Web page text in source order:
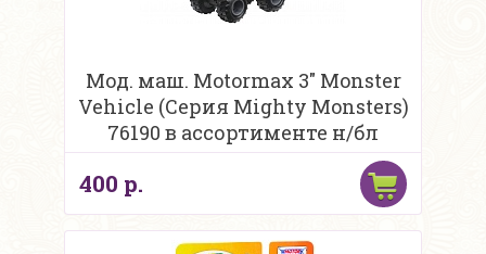
Мод. маш. Motormax 3" Monster
Vehicle (Серия Mighty Monsters)
76190 в ассортименте н/бл
400 р.